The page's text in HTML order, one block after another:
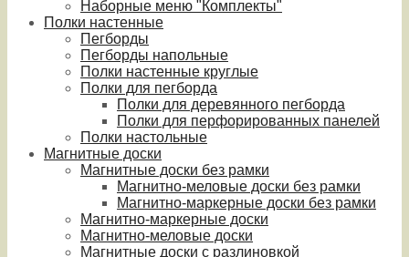
Наборные меню "Комплекты"
Полки настенные
Пегборды
Пегборды напольные
Полки настенные круглые
Полки для пегборда
Полки для деревянного пегборда
Полки для перфорированных панелей
Полки настольные
Магнитные доски
Магнитные доски без рамки
Магнитно-меловые доски без рамки
Магнитно-маркерные доски без рамки
Магнитно-маркерные доски
Магнитно-меловые доски
Магнитные доски с разлиновкой